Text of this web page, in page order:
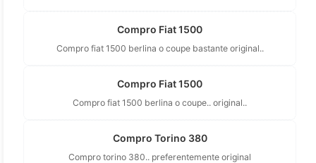
Compro Fiat 1500
Compro fiat 1500 berlina o coupe bastante original..
Compro Fiat 1500
Compro fiat 1500 berlina o coupe.. original..
Compro Torino 380
Compro torino 380.. preferentemente original